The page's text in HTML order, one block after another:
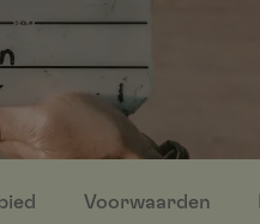
Voorwaarden